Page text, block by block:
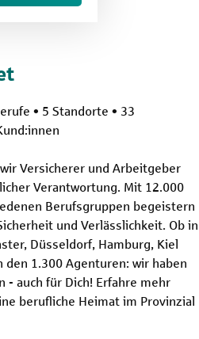
• 5 Standorte • 33
Versicherer und Arbeitgeber
Verantwortung. Mit 12.000
Berufsgruppen begeistern
und Verlässlichkeit. Ob in
Düsseldorf, Hamburg, Kiel
1.300 Agenturen: wir haben
- auch für Dich! Erfahre mehr
berufliche Heimat im Provinzial